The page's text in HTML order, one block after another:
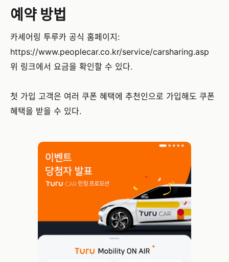
예약 방법
카셰어링 투루카 공식 홈페이지:
https://www.peoplecar.co.kr/service/carsharing.asp
위 링크에서 요금을 확인할 수 있다.
첫 가입 고객은 여러 쿠폰 혜택에 추천인으로 가입해도 쿠폰
혜택을 받을 수 있다.